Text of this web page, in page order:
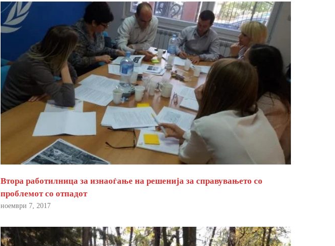
Втора работилница за изнаоѓање на решенија за справувањето со
проблемот со отпадот
ноември 7, 2017